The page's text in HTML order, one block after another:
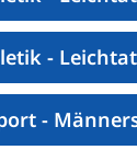
-
-